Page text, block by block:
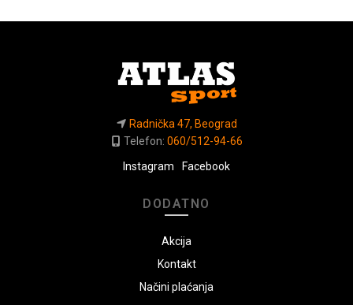
stranici
Radnička 47, Beograd
Telefon: 060/512-94-66
Instagram
Facebook
DODATNO
Akcija
Kontakt
Načini plaćanja